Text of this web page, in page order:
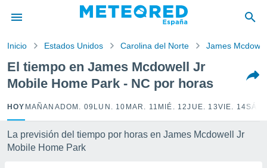
por
para
la
calidad.
a este
las
Inicio Estados Unidos Carolina del Norte James
El tiempo en James Mcdowell Jr
Mobile Home Park - NC por horas
HOY MAÑANA DOM. 09 LUN. 10 MAR. 11 MIÉ. 12JUE. 13VIE. 14
La previsión del tiempo por horas en James Mcdowell Jr
Mobile Home Park